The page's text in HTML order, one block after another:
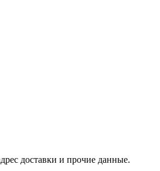
доставки и прочие данные.